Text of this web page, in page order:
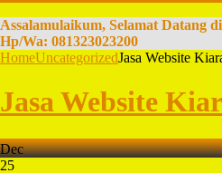
Assalamulaikum, Selamat Datang
Hp/Wa: 081323023200
HomeUncategorizedJasa Website
Jasa Website
Dec
25